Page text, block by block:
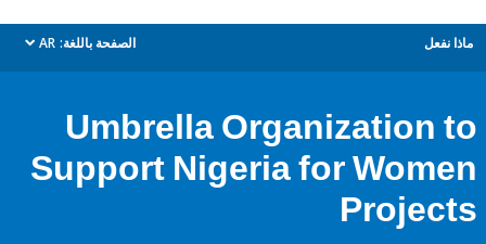
الصفحة باللغة: AR
dropdown
Umbrella
Support Nigeria for